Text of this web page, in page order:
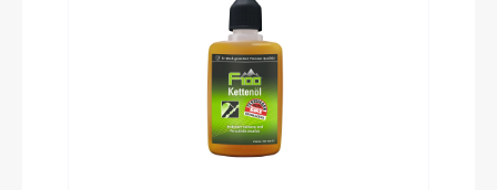
Vorbau
KTM Adjust 0-60° ICR
Rahmentyp
Trapez